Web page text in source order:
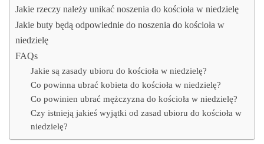
Jakie rzeczy należy unikać noszenia do kościoła w niedzielę
Jakie buty będą odpowiednie do noszenia do kościoła w
niedzielę
FAQs
Jakie są zasady ubioru do kościoła w niedzielę?
Co powinna ubrać kobieta do kościoła w niedzielę?
Co powinien ubrać mężczyzna do kościoła w niedzielę?
Czy istnieją jakieś wyjątki od zasad ubioru do kościoła w
niedzielę?